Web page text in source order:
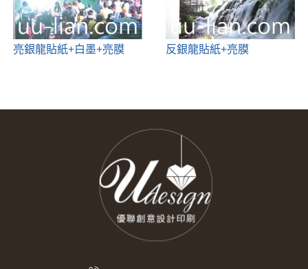
亮銀龍貼紙+白墨+亮膜 反銀龍貼紙+亮膜